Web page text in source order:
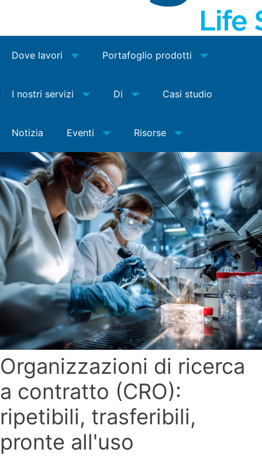
Dove lavori Portafoglio prodotti
I nostri servizi Di Casi studio
Notizia Eventi Risorse
Organizzazioni di ricerca
a contratto (CRO):
ripetibili, trasferibili,
pronte all'uso